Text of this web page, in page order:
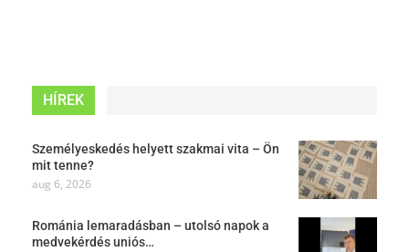
HÍREK
Személyeskedés helyett szakmai vita – Ön
mit tenne?
aug 6, 2026
Románia lemaradásban – utolsó napok a
medvekérdés uniós…